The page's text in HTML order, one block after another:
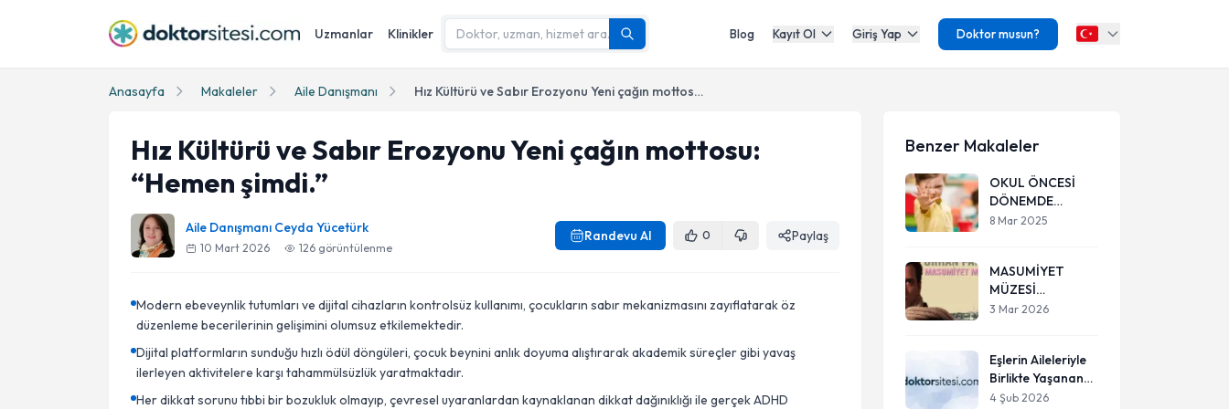
Uzmanlar Klinikler Blog Kayıt Ol Giriş Yap Doktor musun?
Anasayfa Makaleler Aile Danışmanı Hız Kültürü ve Sabır Erozyonu Yeni çağın mottosu: “Hemen şimdi.”
Hız Kültürü ve Sabır Erozyonu Yeni çağın mottosu:
“Hemen şimdi.”
Aile Danışmanı Ceyda Yücetürk
10 Mart 2026 126 görüntülenme
Randevu Al 0 Paylaş
Modern ebeveynlik tutumları ve dijital cihazların kontrolsüz kullanımı, çocukların sabır mekanizmasını zayıflatarak öz
düzenleme becerilerinin gelişimini olumsuz etkilemektedir.
Dijital platformların sunduğu hızlı ödül döngüleri, çocuk beynini anlık doyuma alıştırarak akademik süreçler gibi yavaş
ilerleyen aktivitelere karşı tahammülsüzlük yaratmaktadır.
Her dikkat sorunu tıbbi bir bozukluk olmayıp, çevresel uyaranlardan kaynaklanan dikkat dağınıklığı ile gerçek ADHD
Benzer Makaleler
OKUL ÖNCESİ
DÖNEMDE
DAVRANIŞ
ÖNERİLERİ
8 Mar 2025
MASUMİYET
MÜZESİ
ÜZERİNDEN: AİLE
KURGUSU
3 Mar 2026
Eşlerin Aileleriyle
Birlikte Yaşanan
Evlilikler
4 Şub 2026